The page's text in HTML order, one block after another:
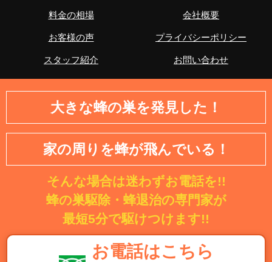
区、江東区、品川区、目黒区、大田区、世田谷区、渋谷
馬区、足立区、葛飾区、江戸川区、八王子市、立川市、武
市、小金井市、小平市、日野市、東村山市、国分寺市、国
立市、福生市、狛江市、東大和市、清瀬市、東久留米市、
京市、西多摩郡瑞穂町、西多摩郡日の出町、西多摩郡檜原
村、西多摩郡奥多摩町
【神奈川県】横浜市・鶴見区・神奈川区・西区・中区・南
区・保土ケ谷区・磯子区・金沢区・港北区・戸塚区・港南
区・旭区・緑区・瀬谷区・栄区・泉区・青葉区・都筑区・
川崎市・川崎区・幸区・中原区・高津区・多摩区・宮前
区・麻生区・相模原市・緑区・中央区・南区・横須賀市・
平塚市・鎌倉市・藤沢市・小田原市・茅ヶ崎市・逗子市・
三浦市・秦野市・厚木市・大和市・伊勢原市・海老名市・
座間市・南足柄市・綾瀬市・葉山町・寒川町・大磯町・二
料金の相場 会社概要
お客様の声 プライバシーポリシー
スタッフ紹介 お問い合わせ
大きな蜂の巣を発見した！
家の周りを蜂が飛んでいる！
そんな場合は迷わずお電話を!!
蜂の巣駆除・蜂退治の専門家が
最短5分で駆けつけます!!
お電話はこちら